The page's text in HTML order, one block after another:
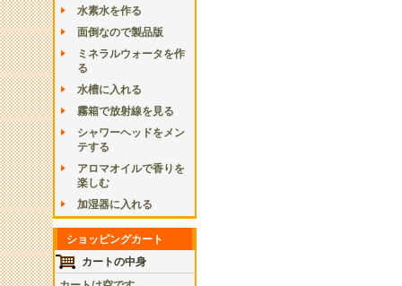
水素水を作る
面倒なので製品版
ミネラルウォータを作
る
水槽に入れる
霧箱で放射線を見る
シャワーヘッドをメン
テする
アロマオイルで香りを
楽しむ
加湿器に入れる
ショッピングカート
カートの中身